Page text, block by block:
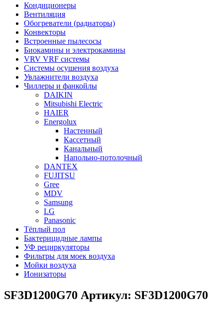
Кондиционеры
Вентиляция
Обогреватели (радиаторы)
Конвекторы
Встроенные пылесосы
Биокамины и электрокамины
VRV VRF системы
Системы осушения воздуха
Увлажнители воздуха
Чиллеры и фанкойлы
DAIKIN
Mitsubishi Electric
HAIER
Energolux
Настенный
Кассетный
Канальный
Напольно-потолочный
DANTEX
FUJITSU
Gree
MDV
Samsung
LG
Panasonic
Тёплый пол
Бактерицидные лампы
УФ рециркуляторы
Фильтры для моек воздуха
Мойки воздуха
Ионизаторы
SF3D1200G70 Артикул: SF3D1200G70